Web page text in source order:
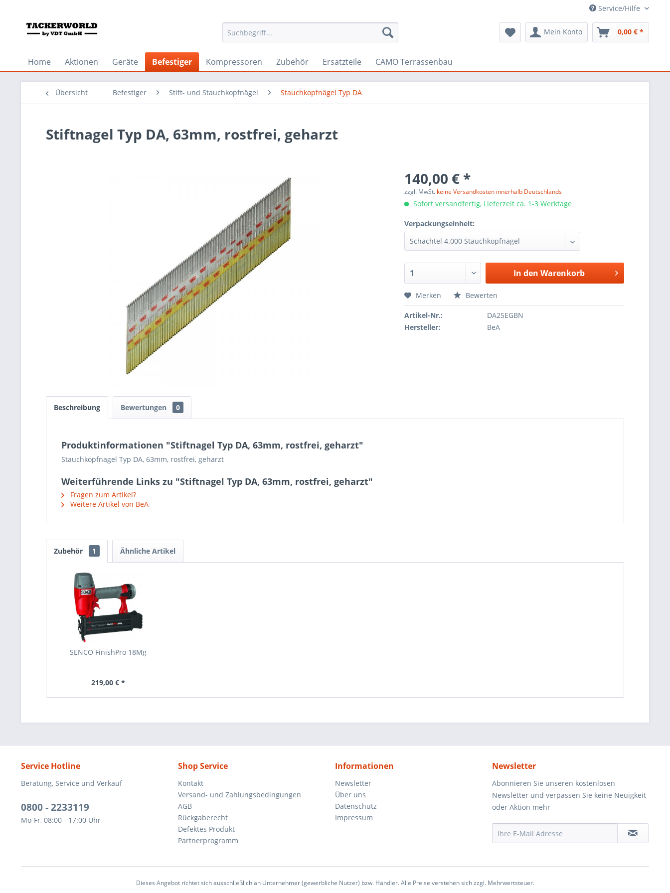
Service/Hilfe
Mein Konto 0,00 € *
Home Aktionen Geräte Befestiger Kompressoren Zubehör Ersatzteile CAMO Terrassenbau
Übersicht Befestiger Stift- und Stauchkopfnägel Stauchkopfnägel Typ DA
Stiftnagel Typ DA, 63mm, rostfrei, geharzt
140,00 € *
zzgl. MwSt. keine Versandkosten innerhalb Deutschlands
Sofort versandfertig, Lieferzeit ca. 1-3 Werktage
Verpackungseinheit:
In den Warenkorb
Merken Bewerten
Artikel-Nr.:
DA25EGBN
Hersteller:
BeA
Beschreibung Bewertungen 0
Produktinformationen "Stiftnagel Typ DA, 63mm, rostfrei, geharzt"
Stauchkopfnagel Typ DA, 63mm, rostfrei, geharzt
Weiterführende Links zu "Stiftnagel Typ DA, 63mm, rostfrei, geharzt"
Fragen zum Artikel?
Weitere Artikel von BeA
Zubehör 1 Ähnliche Artikel
SENCO FinishPro 18Mg
219,00 € *
Service Hotline
Beratung, Service und Verkauf
0800 - 2233119
Mo-Fr, 08:00 - 17:00 Uhr
Shop Service
Kontakt
Versand- und Zahlungsbedingungen
AGB
Rückgaberecht
Defektes Produkt
Partnerprogramm
Informationen
Newsletter
Über uns
Datenschutz
Impressum
Newsletter
Abonnieren Sie unseren kostenlosen
Newsletter und verpassen Sie keine Neuigkeit
oder Aktion mehr
Dieses Angebot richtet sich ausschließlich an Unternehmer (gewerbliche Nutzer) bzw. Händler. Alle Preise verstehen sich zzgl. Mehrwertsteuer.